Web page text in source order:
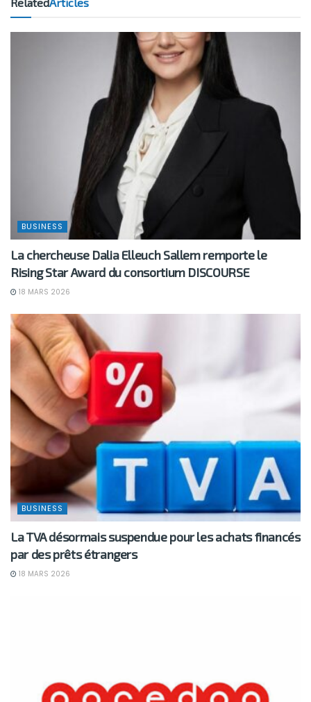
BUSINESS
La chercheuse Dalia Elleuch Sallem remporte le
Rising Star Award du consortium DISCOURSE
18 MARS 2026
BUSINESS
La TVA désormais suspendue pour les achats financés
par des prêts étrangers
18 MARS 2026